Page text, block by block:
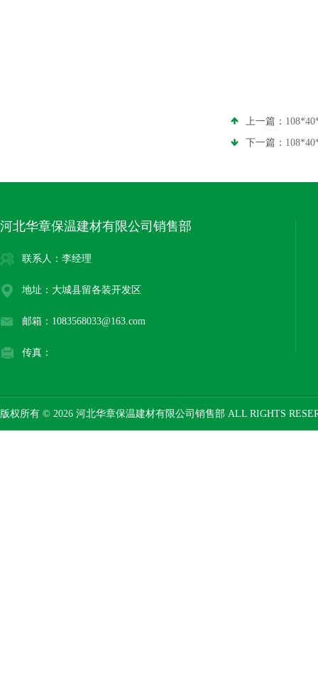
上一篇：
下一篇：
河北华章保温建材有限公司销售部
联系人：李经理
地址：大城县留各装开发区
邮箱：1083568033@163.com
传真：
版权所有 © 2026 河北华章保温建材有限公司销售部 ALL RIGHTS